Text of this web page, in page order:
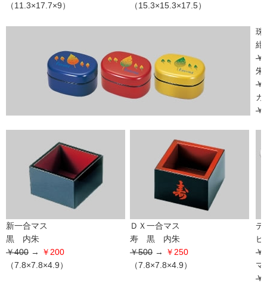
（11.3×17.7×9）
（15.3×15.3×17.5）
珠
紺
￥
朱
￥
カ
￥
新一合マス
黒 内朱
￥400 →
￥200
（7.8×7.8×4.9）
ＤＸ一合マス
寿 黒 内朱
￥500 →
￥250
（7.8×7.8×4.9）
デ
ピ
￥
マ
￥